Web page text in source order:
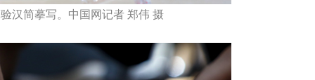
汉简摹写。中国网记者 郑伟 摄